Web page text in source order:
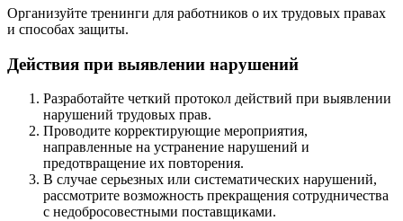
Организуйте тренинги для работников о их трудовых правах
и способах защиты.
Действия при выявлении нарушений
Разработайте четкий протокол действий при выявлении
нарушений трудовых прав.
Проводите корректирующие мероприятия,
направленные на устранение нарушений и
предотвращение их повторения.
В случае серьезных или систематических нарушений,
рассмотрите возможность прекращения сотрудничества
с недобросовестными поставщиками.